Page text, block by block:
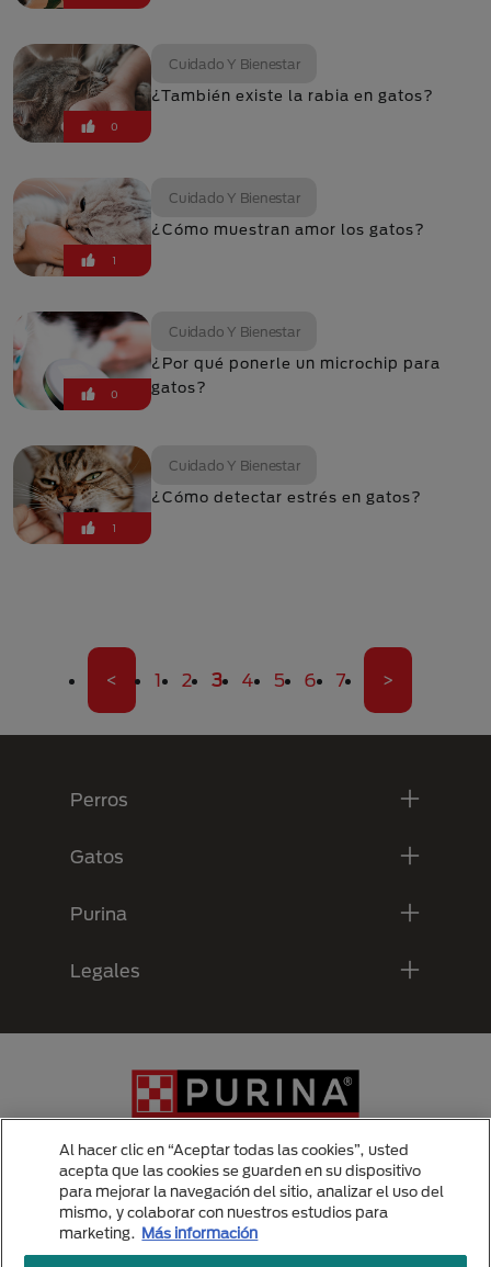
0
Cuidado Y Bienestar
¿También existe la rabia en gatos?
1
Cuidado Y Bienestar
¿Cómo muestran amor los gatos?
0
Cuidado Y Bienestar
¿Por qué ponerle un microchip para
gatos?
1
Cuidado Y Bienestar
¿Cómo detectar estrés en gatos?
Primera página
< Página
1 Página
2 Página actual
3 Página
4 Página
5 Página
6 Página
7 Última
>
Perros
Gatos
Purina
Legales
Menu Footer Secundario Purina
Al hacer clic en “Aceptar todas las cookies”, usted
acepta que las cookies se guarden en su dispositivo
para mejorar la navegación del sitio, analizar el uso del
mismo, y colaborar con nuestros estudios para
marketing. Más información